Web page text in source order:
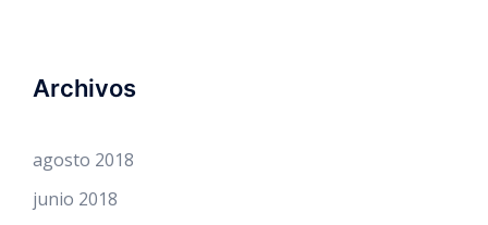
Archivos
agosto 2018
junio 2018